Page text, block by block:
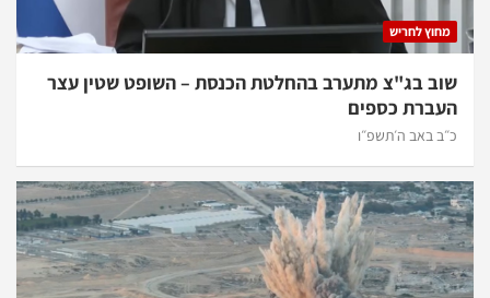
מחוץ לחריש
שוב בג"צ מתערב בהחלטת הכנסת – השופט שטין עצר
העברת כספים
כ״ב באב ה׳תשפ״ו